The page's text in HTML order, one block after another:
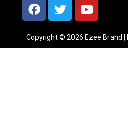
Copyright © 2026 Ezee Brand |